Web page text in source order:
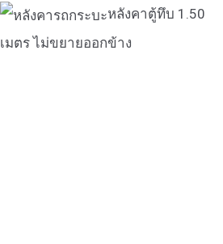
หลังคาตู้ทึบ 1.50
เมตร ไม่ขยายออกข้าง